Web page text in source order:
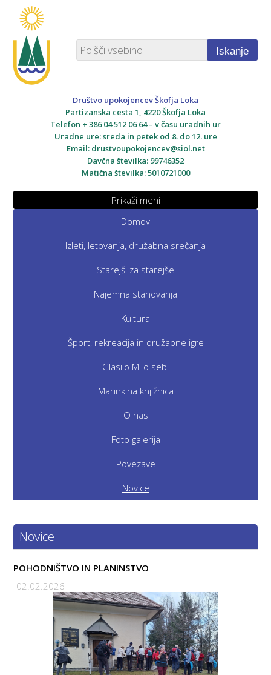
Društvo upokojencev Škofja Loka
Partizanska cesta 1, 4220 Škofja Loka
Telefon + 386 04 512 06 64 – v času uradnih ur
Uradne ure: sreda in petek od 8. do 12. ure
Email: drustvoupokojencev@siol.net
Davčna številka: 99746352
Matična številka: 5010721000
Iskanje
Prikaži meni
Domov
Izleti, letovanja, družabna srečanja
Starejši za starejše
Najemna stanovanja
Kultura
Šport, rekreacija in družabne igre
Glasilo Mi o sebi
Marinkina knjižnica
O nas
Foto galerija
Povezave
Novice
Novice
POHODNIŠTVO IN PLANINSTVO
02.02.2026